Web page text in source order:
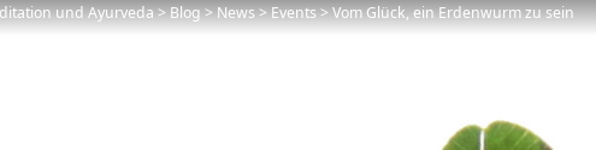
und Ayurveda>Blog>News>Events>Vom Glück, ein Erdenwurm zu sein